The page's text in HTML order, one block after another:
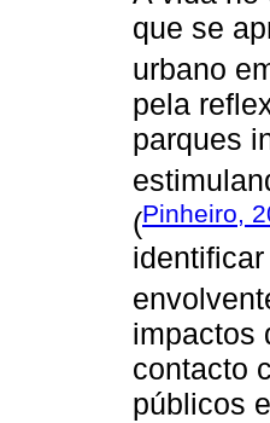
que se
urbano
pela
parques
(Pinheiro,
impactos
contacto
públicos